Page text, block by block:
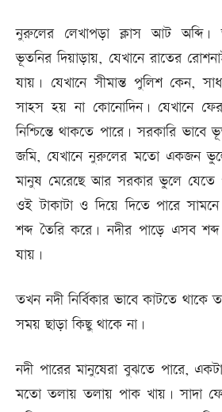
নুরুলের লেখাপড়া ক্লাস আট অব্দি।
ভূতনির দিয়াড়ায়, যেখানে রাতের
যায়। যেখানে সীমান্ত পুলিশ কেন,
সাহস হয় না কোনোদিন। যেখানে
নিশ্চিন্তে থাকতে পারে। সরকারি
জমি, যেখানে নুরুলের মতো একজন
মানুষ মেরেছে আর সরকার ভুলে যেতে
ওই টাকাটা ও দিয়ে দিতে পারে
শব্দ তৈরি করে। নদীর পাড়ে এসব
যায়।
তখন নদী নির্বিকার ভাবে কাটতে থাকে
সময় ছাড়া কিছু থাকে না।
নদী পারের মানুষেরা বুঝতে পারে,
মতো তলায় তলায় পাক খায়। সাদা